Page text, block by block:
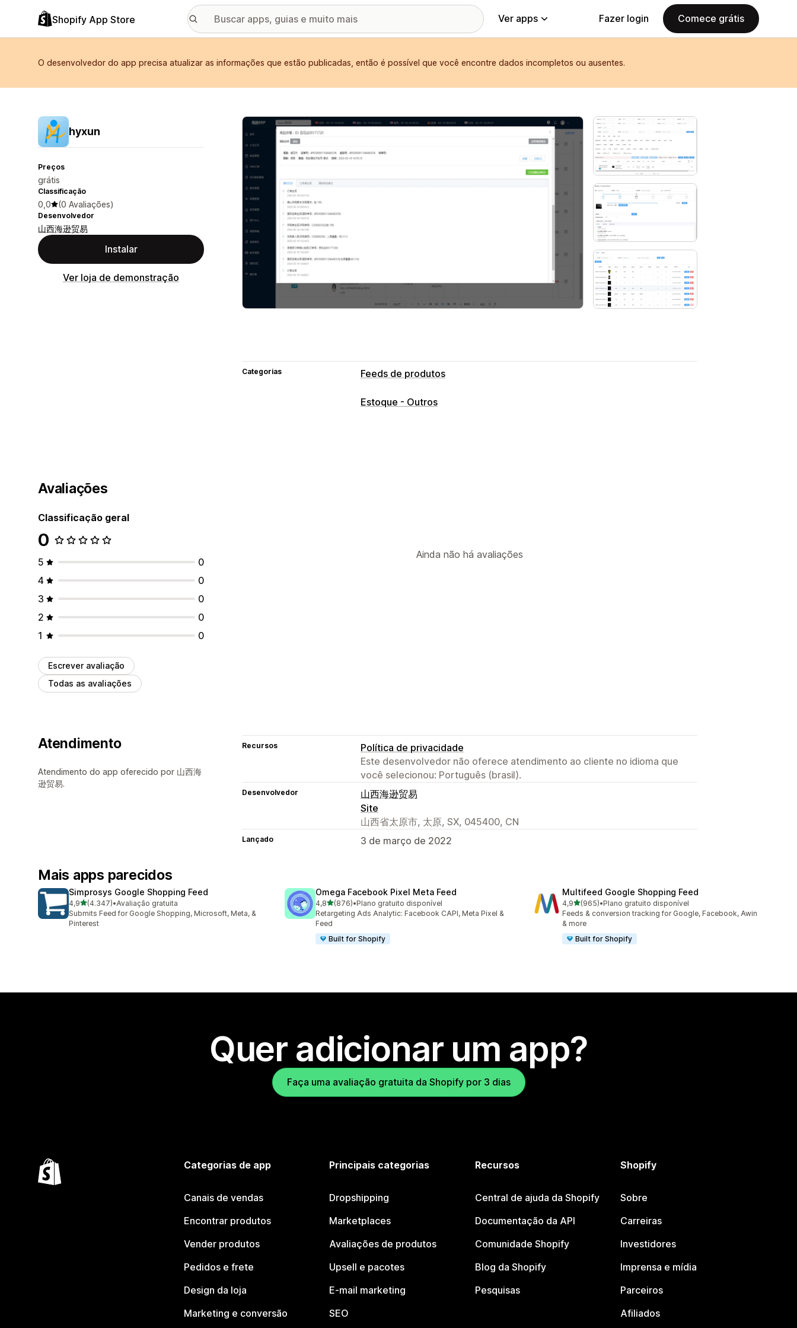
Shopify App Store Ver apps Fazer login Comece grátis
O desenvolvedor do app precisa atualizar as informações que estão publicadas, então é possível que você encontre dados incompletos ou ausentes.
hyxun
Preços
grátis
Classificação
0,0 (0 Avaliações)
Desenvolvedor
山西海逊贸易
Instalar
Ver loja de demonstração
Galeria de imagens em destaque
Categorias Feeds de produtos
Estoque - Outros
Avaliações
Classificação geral
0
5
0
4
0
3
0
2
0
1
0
Escrever avaliação
Todas as avaliações
Ainda não há avaliações
Atendimento
Atendimento do app oferecido por 山西海
逊贸易.
Recursos
Política de privacidade
Este desenvolvedor não oferece atendimento ao cliente no idioma que
você selecionou: Português (brasil).
Desenvolvedor
山西海逊贸易
Site
山西省太原市, 太原, SX, 045400, CN
Lançado 3 de março de 2022
Mais apps parecidos
Simprosys Google Shopping Feed
4,9de 5 estrelas
(4.347)
4347 avaliações ao todo
•Avaliação gratuita
Submits Feed for Google Shopping, Microsoft, Meta, &
Pinterest
Omega Facebook Pixel Meta Feed
4,8de 5 estrelas
(876)
876 avaliações ao todo
•Plano gratuito disponível
Retargeting Ads Analytic: Facebook CAPI, Meta Pixel &
Feed
Built for Shopify
Multifeed Google Shopping Feed
4,9de 5 estrelas
(965)
965 avaliações ao todo
•Plano gratuito disponível
Feeds & conversion tracking for Google, Facebook, Awin
& more
Built for Shopify
Quer adicionar um app?
Faça uma avaliação gratuita da Shopify por 3 dias
Categorias de app
Canais de vendas
Encontrar produtos
Vender produtos
Pedidos e frete
Design da loja
Marketing e conversão
Principais categorias
Dropshipping
Marketplaces
Avaliações de produtos
Upsell e pacotes
E-mail marketing
SEO
Recursos
Central de ajuda da Shopify
Documentação da API
Comunidade Shopify
Blog da Shopify
Pesquisas
Shopify
Sobre
Carreiras
Investidores
Imprensa e mídia
Parceiros
Afiliados